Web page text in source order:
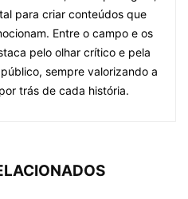
para criar conteúdos que
Entre o campo e os
pelo olhar crítico e pela
sempre valorizando a
trás de cada história.